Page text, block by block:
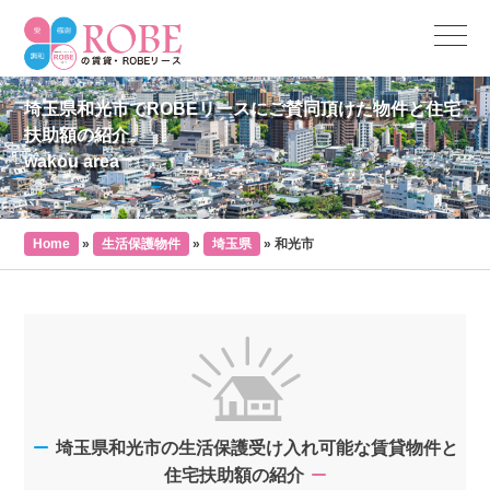
埼玉県和光市でROBEリースにご賛同頂けた物件と住宅
扶助額の紹介。
wakou area
Home » 生活保護物件 » 埼玉県 »和光市
埼玉県和光市の生活保護受け入れ可能な賃貸物件と
住宅扶助額の紹介